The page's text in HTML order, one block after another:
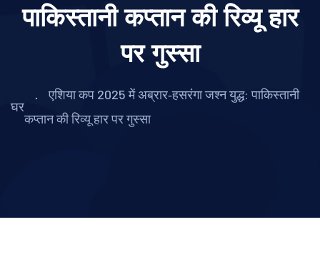
पाकिस्तानी कप्तान की रिव्यू हार
पर गुस्सा
घर
एशिया कप 2025 में अब्रार‑हसरंगा जश्न युद्ध: पाकिस्तानी
कप्तान की रिव्यू हार पर गुस्सा